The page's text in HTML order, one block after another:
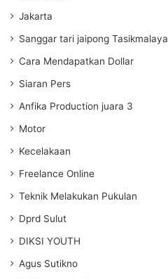
Jakarta
Sanggar tari jaipong Tasikmalaya
Cara Mendapatkan Dollar
Siaran Pers
Anfika Production juara 3
Motor
Kecelakaan
Freelance Online
Teknik Melakukan Pukulan
Dprd Sulut
DIKSI YOUTH
Agus Sutikno